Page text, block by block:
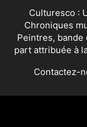
Culturesco :
Chroniques
Peintres,
part attribuée à
Contactez-